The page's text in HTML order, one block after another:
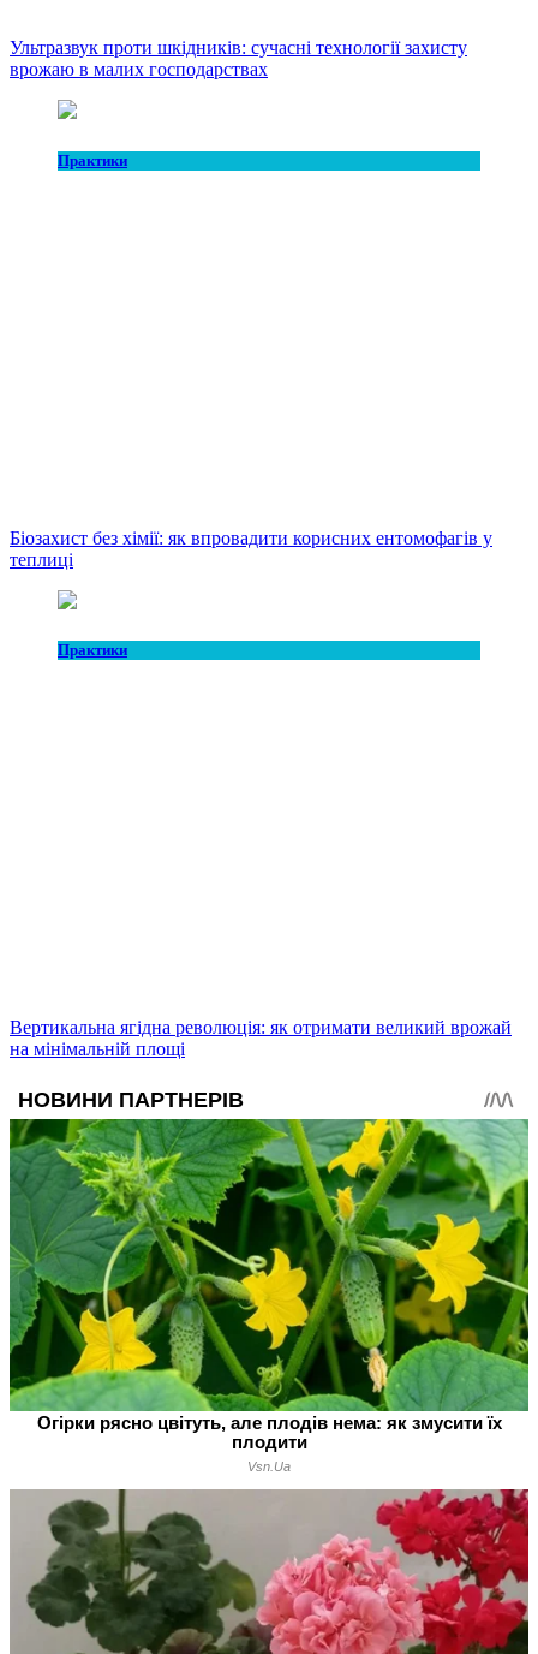
Ультразвук проти шкідників: сучасні технології захисту
врожаю в малих господарствах
Практики
Біозахист без хімії: як впровадити корисних ентомофагів у
теплиці
Практики
Вертикальна ягідна революція: як отримати великий врожай
на мінімальній площі